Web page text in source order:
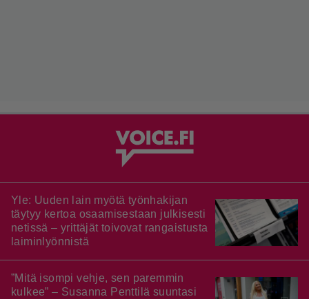
Yle: Uuden lain myötä työnhakijan
täytyy kertoa osaamisestaan julkisesti
netissä – yrittäjät toivovat rangaistusta
laiminlyönnistä
”Mitä isompi vehje, sen paremmin
kulkee” – Susanna Penttilä suuntasi